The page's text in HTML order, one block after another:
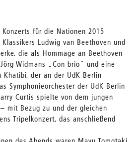
für die Nationen 2015
Ludwig van Beethoven und
die als Hommage an Beethoven
Widmans „Con brio“ und eine
Khatibi, der an der UdK Berlin
Symphonieorchester der UdK Berlin
Curtis spielte von dem jungen
mit Bezug zu und der gleichen
Tripelkonzert, das anschließend